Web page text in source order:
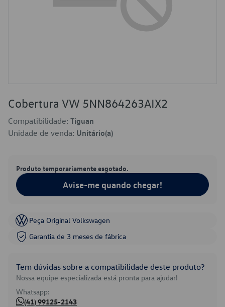
Cobertura VW 5NN864263AIX2
Compatibilidade: Tiguan
Unidade de venda: Unitário(a)
Produto temporariamente esgotado.
Avise-me quando chegar!
Peça Original Volkswagen
Garantia de 3 meses de fábrica
Tem dúvidas sobre a compatibilidade deste produto?
Nossa equipe especializada está pronta para ajudar!
Whatsapp:
(41) 99125-2143